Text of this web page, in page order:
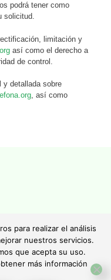
podrá tener como
solicitud.
limitación y
así como el derecho a
de control.
y detallada sobre
, así como
y textos son propiedad de sus
su reproducción.
para realizar el análisis
nuestros servicios.
que acepta su uso.
más información